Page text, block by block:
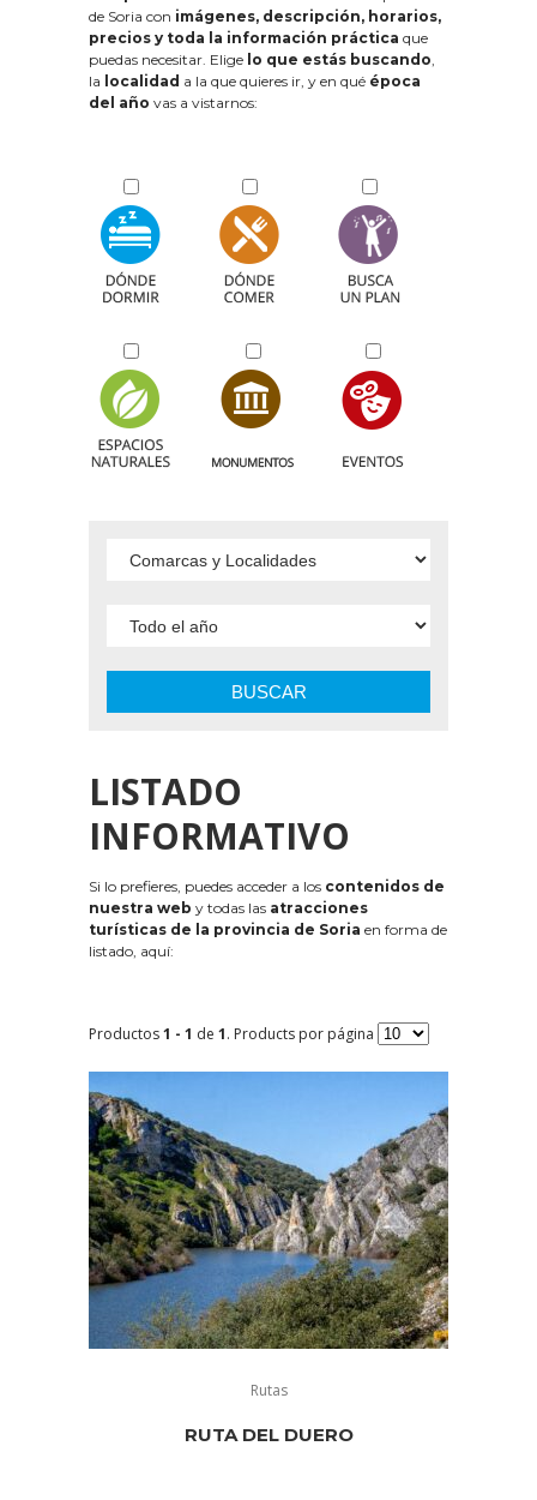
de Soria con imágenes, descripción, horarios,
precios y toda la información práctica que
puedas necesitar. Elige lo que estás buscando,
la localidad a la que quieres ir, y en qué época
del año vas a vistarnos:
BUSCAR
LISTADO
INFORMATIVO
Si lo prefieres, puedes acceder a los contenidos de
nuestra web y todas las atracciones
turísticas de la provincia de Soria en forma de
listado, aquí:
Productos1 - 1 de 1. Products por página
Rutas
RUTA DEL DUERO